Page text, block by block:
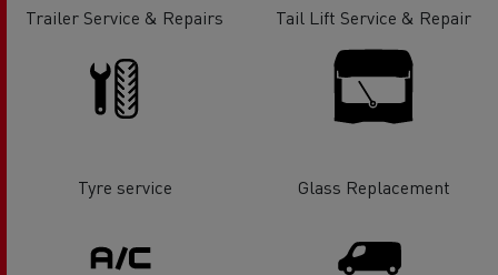
Trailer Service & Repairs Tail Lift Service & Repair
Tyre service Glass Replacement